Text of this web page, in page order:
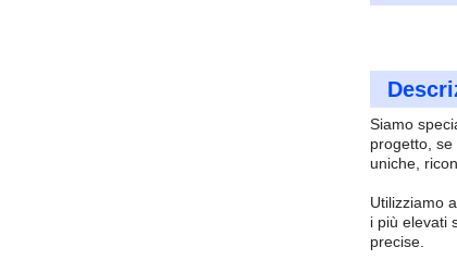
Siamo
progetto,
uniche,
Utilizziamo
i più elevati
precise.